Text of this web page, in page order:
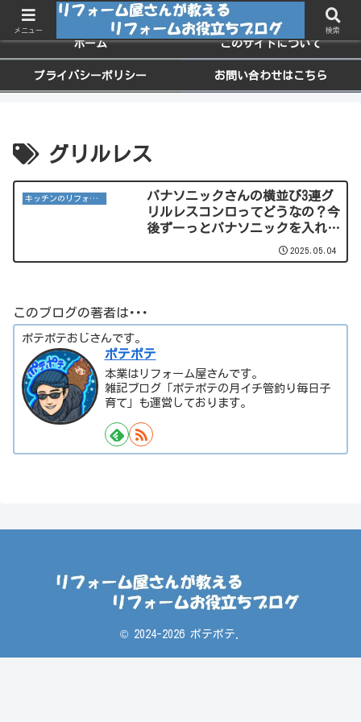
ちょっと役に立つお家のメンテナンス情報
ホーム このサイトについて
プライバシーポリシー お問い合わせはこちら
グリルレス
キッチンのリフォーム
パナソニックさんの横並び3連グ
リルレスコンロってどうなの？今
後ずーっとパナソニックを入れ続
けなくてはならなくなるけ
ど･･･。
2025.05.04
このブログの著者は･･･
ポテポテおじさんです。
ポテポテ
本業はリフォーム屋さんです。
雑記ブログ「ポテポテの月イチ管釣り毎日子
育て」も運営しております。
© 2024-2026 ポテポテ.
メニュー 検索